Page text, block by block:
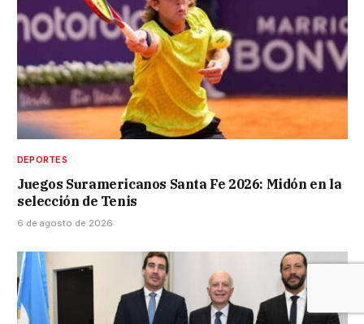
DEPORTES
Juegos Suramericanos Santa Fe 2026: Midón en la
selección de Tenis
6 de agosto de 2026